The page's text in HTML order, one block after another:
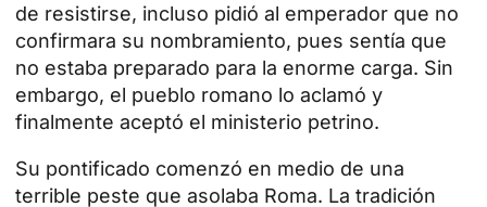
de resistirse, incluso pidió al emperador que no
confirmara su nombramiento, pues sentía que
no estaba preparado para la enorme carga. Sin
embargo, el pueblo romano lo aclamó y
finalmente aceptó el ministerio petrino.
Su pontificado comenzó en medio de una
terrible peste que asolaba Roma. La tradición